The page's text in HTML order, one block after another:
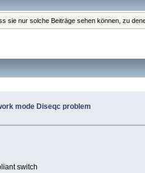
sie nur solche Beiträge sehen können, zu
mode Diseqc problem
switch